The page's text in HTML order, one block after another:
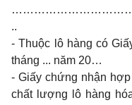
..
- Thuộc lô hàng có
tháng ... năm 20…
- Giấy chứng nhận
chất lượng lô hàng